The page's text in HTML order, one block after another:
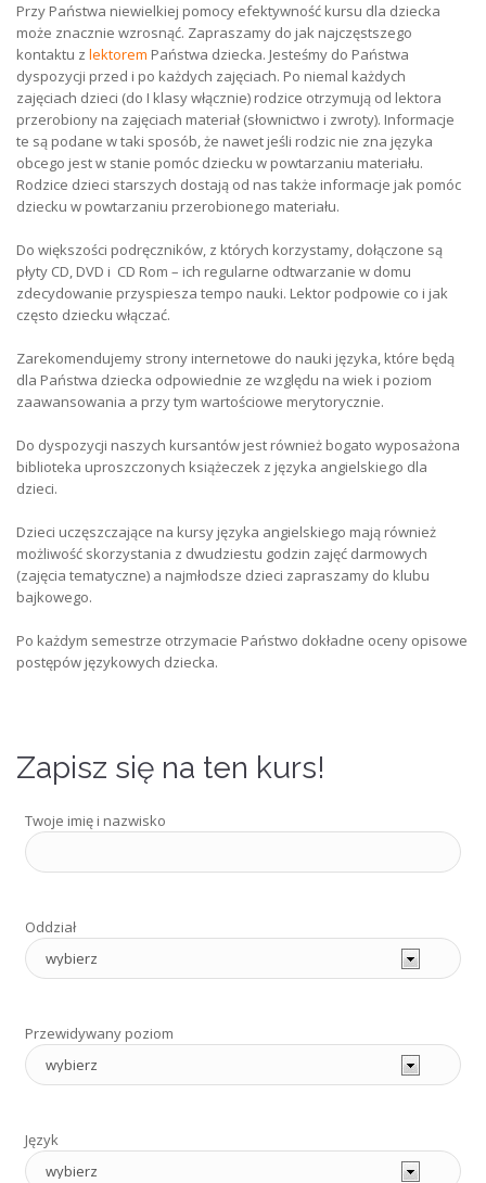
Przy Państwa niewielkiej pomocy efektywność kursu dla dziecka
może znacznie wzrosnąć. Zapraszamy do jak najczęstszego
kontaktu zlektorem Państwa dziecka. Jesteśmy do Państwa
dyspozycji przed i po każdych zajęciach. Po niemal każdych
zajęciach dzieci (do I klasy włącznie) rodzice otrzymują od lektora
przerobiony na zajęciach materiał (słownictwo i zwroty). Informacje
te są podane w taki sposób, że nawet jeśli rodzic nie zna języka
obcego jest w stanie pomóc dziecku w powtarzaniu materiału.
Rodzice dzieci starszych dostają od nas także informacje jak pomóc
dziecku w powtarzaniu przerobionego materiału.
Do większości podręczników, z których korzystamy, dołączone są
płyty CD, DVD i CD Rom – ich regularne odtwarzanie w domu
zdecydowanie przyspiesza tempo nauki. Lektor podpowie co i jak
często dziecku włączać.
Zarekomendujemy strony internetowe do nauki języka, które będą
dla Państwa dziecka odpowiednie ze względu na wiek i poziom
zaawansowania a przy tym wartościowe merytorycznie.
Do dyspozycji naszych kursantów jest również bogato wyposażona
biblioteka uproszczonych książeczek z języka angielskiego dla
dzieci.
Dzieci uczęszczające na kursy języka angielskiego mają również
możliwość skorzystania z dwudziestu godzin zajęć darmowych
(zajęcia tematyczne) a najmłodsze dzieci zapraszamy do klubu
bajkowego.
Po każdym semestrze otrzymacie Państwo dokładne oceny opisowe
postępów językowych dziecka.
Zapisz się na ten kurs!
Twoje imię i nazwisko
Oddział
Przewidywany poziom
Język